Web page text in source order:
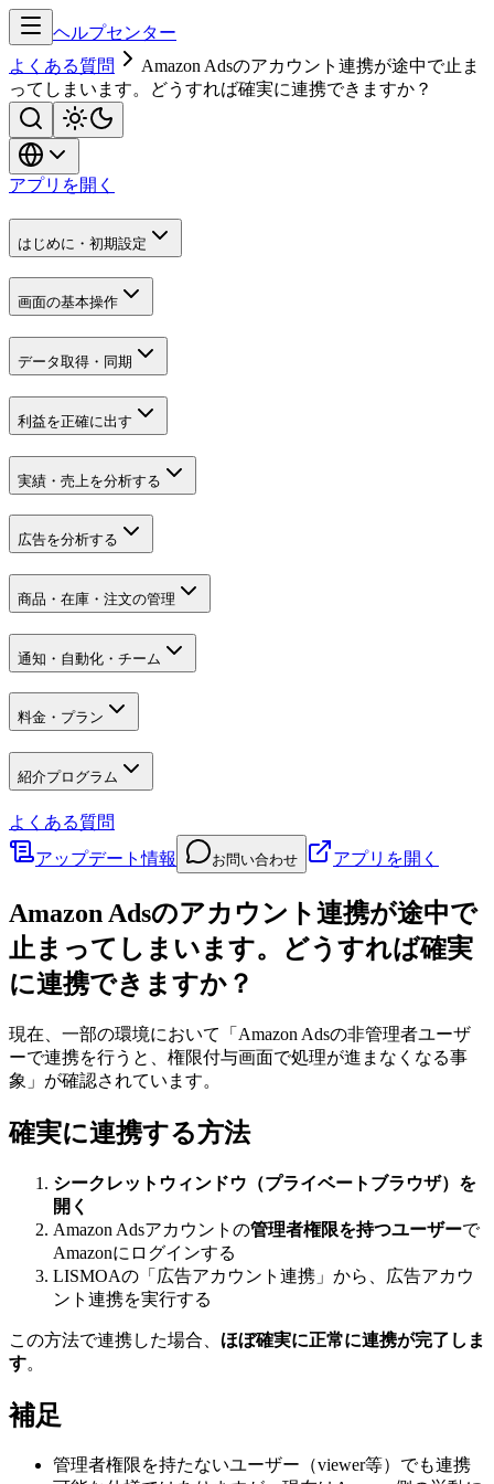
ヘルプセンター
よくある質問
Amazon Adsのアカウント連携が途中で止ま
ってしまいます。どうすれば確実に連携できますか？
アプリを開く
はじめに・初期設定
画面の基本操作
データ取得・同期
利益を正確に出す
実績・売上を分析する
広告を分析する
商品・在庫・注文の管理
通知・自動化・チーム
料金・プラン
紹介プログラム
よくある質問
アップデート情報
お問い合わせ アプリを開く
Amazon Adsのアカウント連携が途中で
止まってしまいます。どうすれば確実
に連携できますか？
現在、一部の環境において「Amazon Adsの非管理者ユーザ
ーで連携を行うと、権限付与画面で処理が進まなくなる事
象」が確認されています。
確実に連携する方法
シークレットウィンドウ（プライベートブラウザ）を
開く
Amazon Adsアカウントの管理者権限を持つユーザーで
Amazonにログインする
LISMOAの「広告アカウント連携」から、広告アカウ
ント連携を実行する
この方法で連携した場合、 ほぼ確実に正常に連携が完了しま
す。
補足
管理者権限を持たないユーザー（viewer等）でも連携